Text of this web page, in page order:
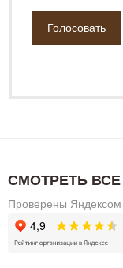
СМОТРЕТЬ ВСЕ
Проверены Яндексом